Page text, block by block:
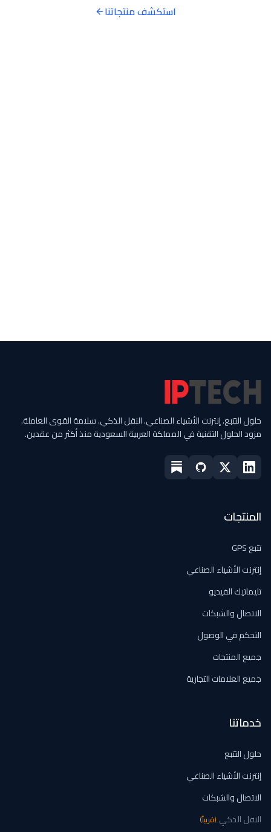
استكشف منتجاتنا
حلول التتبع. إنترنت الأشياء الصناعي. النقل الذكي. سلامة القوى العاملة.
مزود الحلول التقنية في المملكة العربية السعودية منذ أكثر من عقدين.
المنتجات
تتبع GPS
إنترنت الأشياء الصناعي
تليماتيك الفيديو
الاتصال والشبكات
التحكم في الوصول
جميع المنتجات
جميع العلامات التجارية
خدماتنا
حلول التتبع
إنترنت الأشياء الصناعي
الاتصال والشبكات
النقل الذكي (قريباً)